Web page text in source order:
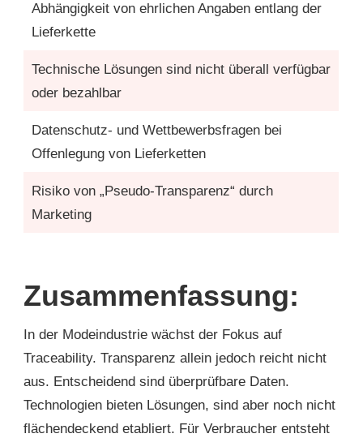
Abhängigkeit von ehrlichen Angaben entlang der
Lieferkette
Technische Lösungen sind nicht überall verfügbar
oder bezahlbar
Datenschutz- und Wettbewerbsfragen bei
Offenlegung von Lieferketten
Risiko von „Pseudo-Transparenz“ durch
Marketing
Zusammenfassung:
In der Modeindustrie wächst der Fokus auf
Traceability. Transparenz allein jedoch reicht nicht
aus. Entscheidend sind überprüfbare Daten.
Technologien bieten Lösungen, sind aber noch nicht
flächendeckend etabliert. Für Verbraucher entsteht